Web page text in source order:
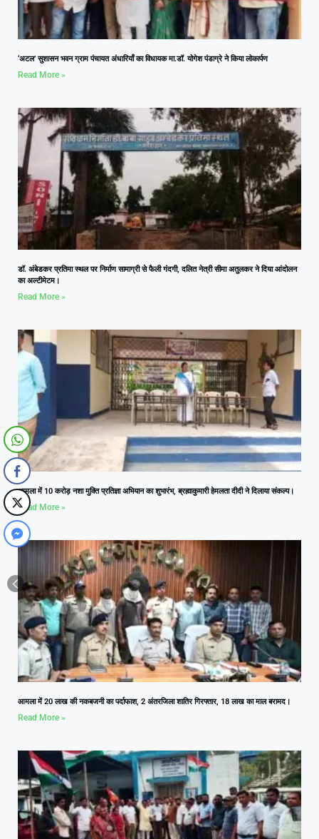
‘अटल’ सुशासन भवन ग्राम पंचायत अंधारियाँ का विधायक मा.डॉ. योगेश पंडाग्रे ने किया लोकार्पण
Read More »
डॉ. अंबेडकर प्रतिमा स्थल पर निर्माण सामाग्री से फैली गंदगी, दलित नेत्री सीमा अतुलकर ने दिया आंदोलन
का अल्टीमेटम।
Read More »
आमला में 10 करोड़ नशा मुक्ति प्रतिज्ञा अभियान का शुभारंभ, ब्रह्माकुमारी हेमलता दीदी ने दिलाया संकल्प।
Read More »
आमला में 20 लाख की नकबजनी का पर्दाफाश, 2 अंतरजिला शातिर गिरफ्तार, 18 लाख का माल बरामद।
Read More »